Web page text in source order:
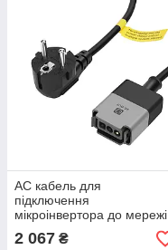
AC кабель для
підключення
мікроінвертора до мережі
- 5 метрів
2 067 ₴